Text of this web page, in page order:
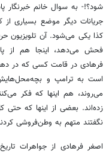
شود؟!- به سوال خانم
جریانات دیگر موضع بسیاری
کذا یکی می‌شود. آن تلویزیون
فحش می‌دهد، اینجا هم از
فرهادی در قامت کسی که در
است به ترامپ و بچه‌محل‌هایش
می‌روند، هم اینها که فکر
زده‌اند. بعضی از اینها که
نگفتند متهم به وطن‌فروشی
اصغر فرهادی از جواهرات